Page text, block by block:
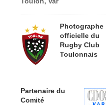
Photographe
officielle du
Rugby Club
Toulonnais
Partenaire du
Comité